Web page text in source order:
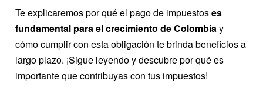
Te explicaremos por qué el pago de impuestoses
fundamental para el crecimiento de Colombiay
cómo cumplir con esta obligación te brinda beneficios a
largo plazo. ¡Sigue leyendo y descubre por qué es
importante que contribuyas con tus impuestos!